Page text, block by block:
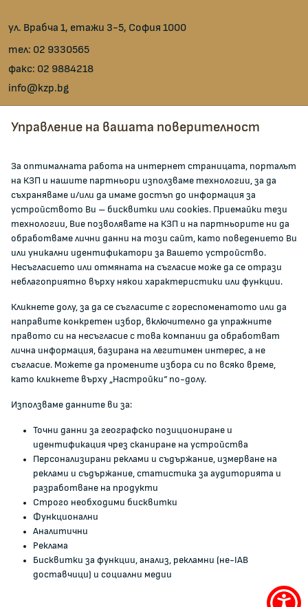
ул. Врабча 1, етажи 3-5, София 1000
тел: 02 9330565
факс: 02 9884218
info@kzp.bg
Всички контакти
ЗА КОМИСИЯТА
За КЗП
Кои сме ние
Кариери
Документи и други актове
Информация
Полезни връзки
ЖАЛБИ И РЕГИСТРИ
Регистър на опасните стоки
Регистър на е-адреси на ЮЛ нежелаещи да получават
Помирителна комисия
0700 111 22
СИГНАЛИ ЗА КОРУПЦИЯ В КЗП
Управление на вашата поверителност
За оптималната работа на интернет страницата, порталът
на КЗП и нашите партньори използваме технологии, за да
съхраняваме и/или да имаме достъп до информация за
устройството Ви – бисквитки или cookies. Приемайки тези
технологии, Вие позволявате на КЗП и на партньорите ни да
обработваме лични данни на този сайт, като поведението Ви
или уникални идентификатори за Вашето устройство.
Несъгласието или отмяната на съгласие може да се отрази
неблагоприятно върху някои характеристики или функции.
Кликнете долу, за да се съгласите с гореспоменатото или да
направите конкретен избор, включително да упражните
правото си на несъгласие с това компании да обработват
лична информация, базирана на легитимен интерес, а не
съгласие. Можете да промените избора си по всяко време,
като кликнете върху „Настройки“ по-долу.
Използваме данните ви за:
Точни данни за географско позициониране и
идентификация чрез сканиране на устройства
Персонализирани реклами и съдържание, измерване на
реклами и съдържание, статистика за аудиторията и
разработване на продукти
Строго необходими бисквитки
Функционални
Аналитични
Реклама
Бисквитки за функции, анализ, рекламни (не-IAB
доставчици) и социални медии